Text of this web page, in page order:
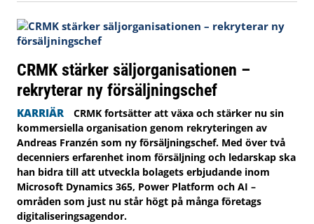
CRMK stärker säljorganisationen –
rekryterar ny försäljningschef
KARRIÄR
CRMK fortsätter att växa och stärker nu sin
kommersiella organisation genom rekryteringen av
Andreas Franzén som ny försäljningschef. Med över två
decenniers erfarenhet inom försäljning och ledarskap ska
han bidra till att utveckla bolagets erbjudande inom
Microsoft Dynamics 365, Power Platform och AI –
områden som just nu står högt på många företags
digitaliseringsagendor.